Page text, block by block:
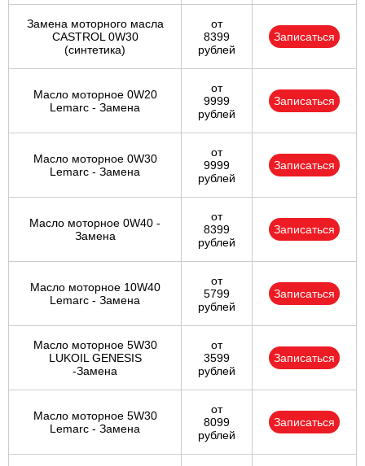
Замена моторного масла
CASTROL 0W30
(синтетика)
от
8399
рублей
Записаться
Масло моторное 0W20
Lemarc - Замена
от
9999
рублей
Записаться
Масло моторное 0W30
Lemarc - Замена
от
9999
рублей
Записаться
Масло моторное 0W40 -
Замена
от
8399
рублей
Записаться
Масло моторное 10W40
Lemarc - Замена
от
5799
рублей
Записаться
Масло моторное 5W30
LUKOIL GENESIS
-Замена
от
3599
рублей
Записаться
Масло моторное 5W30
Lemarc - Замена
от
8099
рублей
Записаться